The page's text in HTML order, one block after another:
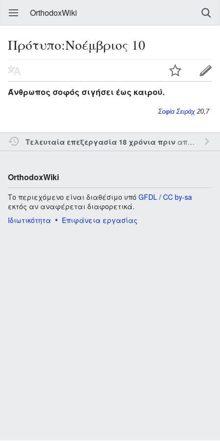
OrthodoxWiki
Πρότυπο:Νοέμβριος 10
Άνθρωπος σοφός σιγήσει έως καιρού.
Σοφία Σειράχ20,7
Τελευταία επεξεργασία 18 χρόνια πριναπό τον την
OrthodoxWiki
Το περιεχόμενο είναι διαθέσιμο υπό GFDL / CC by-sa
εκτός αν αναφέρεται διαφορετικά.
Ιδιωτικότητα
Επιφάνεια εργασίας